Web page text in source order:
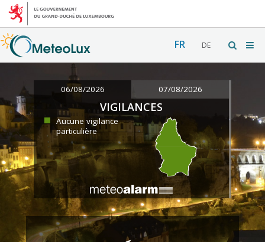
FR DE
06/08/2026 07/08/2026
VIGILANCES
Aucune vigilance
particulière